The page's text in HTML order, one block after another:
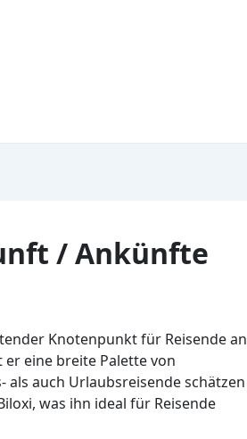
/ Ankünfte
Knotenpunkt für Reisende an
eine breite Palette von
auch Urlaubsreisende schätzen
was ihn ideal für Reisende